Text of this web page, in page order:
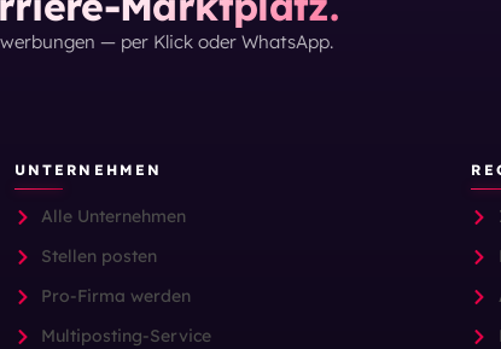
— per Klick oder WhatsApp.
UNTERNEHMEN
Alle Unternehmen
Stellen posten
Pro-Firma werden
Multiposting-Service